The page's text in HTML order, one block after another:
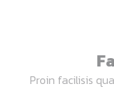
Proin facilisis